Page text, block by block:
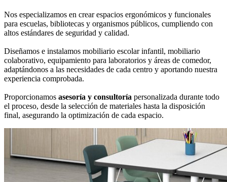
Nos especializamos en crear espacios ergonómicos y funcionales
para escuelas, bibliotecas y organismos públicos, cumpliendo con
altos estándares de seguridad y calidad.
Diseñamos e instalamos mobiliario escolar infantil, mobiliario
colaborativo, equipamiento para laboratorios y áreas de comedor,
adaptándonos a las necesidades de cada centro y aportando nuestra
experiencia comprobada.
Proporcionamos asesoría y consultoría personalizada durante todo
el proceso, desde la selección de materiales hasta la disposición
final, asegurando la optimización de cada espacio.